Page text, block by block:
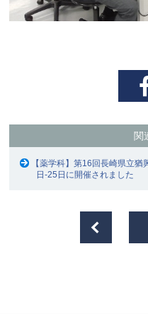
関
【薬学科】第16回長崎県立
日-25日に開催されました